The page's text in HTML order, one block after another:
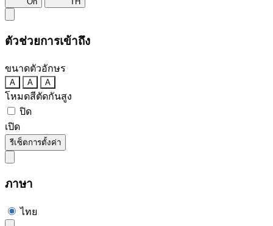
ตัวช่วยการเข้าถึง
ขนาดตัวอักษร
A A A
โหมดสีตัดกันสูง
ปิด
เปิด
รีเซ็ตการตั้งค่า
ภาษา
ไทย